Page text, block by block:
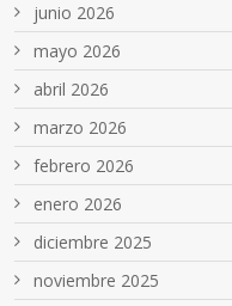
junio 2026
mayo 2026
abril 2026
marzo 2026
febrero 2026
enero 2026
diciembre 2025
noviembre 2025